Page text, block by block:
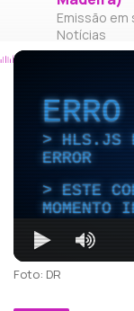
Emissão em
Notícias
HLS.JS
ERROR
ESTE
MOMENTO
Foto: DR